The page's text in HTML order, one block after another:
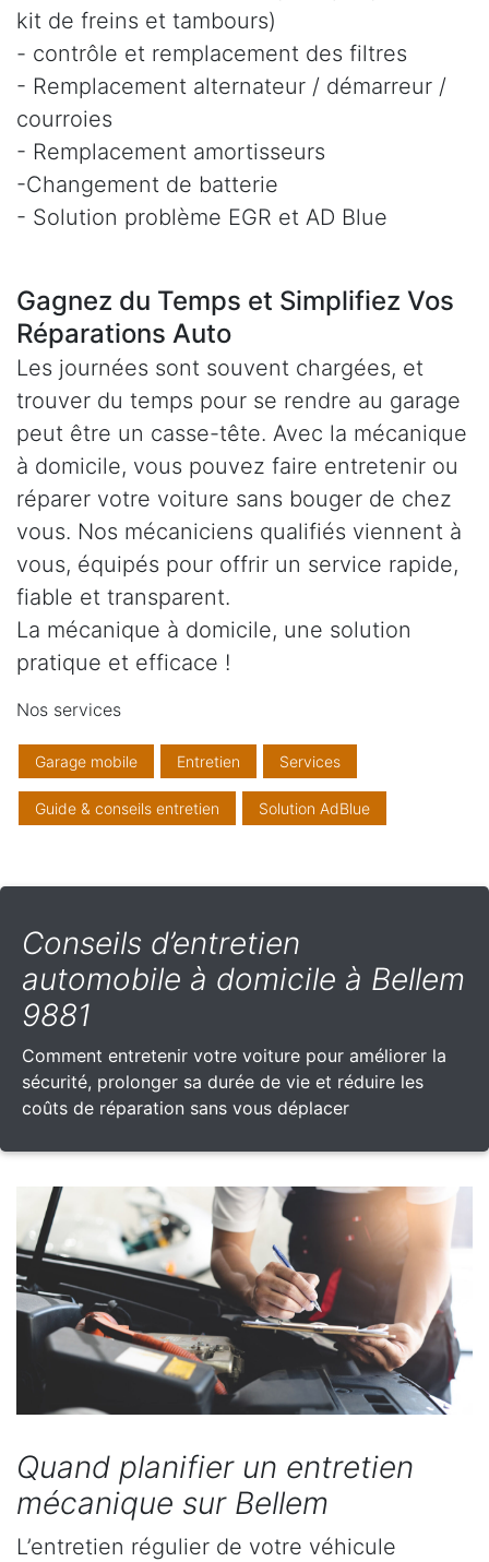
kit de freins et tambours)
- contrôle et remplacement des filtres
- Remplacement alternateur / démarreur /
courroies
- Remplacement amortisseurs
-Changement de batterie
- Solution problème EGR et AD Blue
Gagnez du Temps et Simplifiez Vos
Réparations Auto
Les journées sont souvent chargées, et
trouver du temps pour se rendre au garage
peut être un casse-tête. Avec la mécanique
à domicile, vous pouvez faire entretenir ou
réparer votre voiture sans bouger de chez
vous. Nos mécaniciens qualifiés viennent à
vous, équipés pour offrir un service rapide,
fiable et transparent.
La mécanique à domicile, une solution
pratique et efficace !
Nos services
Garage mobile Entretien Services
Guide & conseils entretien Solution AdBlue
Conseils d’entretien
automobile à domicile à Bellem
9881
Comment entretenir votre voiture pour améliorer la
sécurité, prolonger sa durée de vie et réduire les
coûts de réparation sans vous déplacer
Quand planifier un entretien
mécanique sur Bellem
L’entretien régulier de votre véhicule